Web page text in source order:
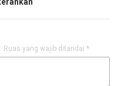
Ruas yang wajib ditandai *